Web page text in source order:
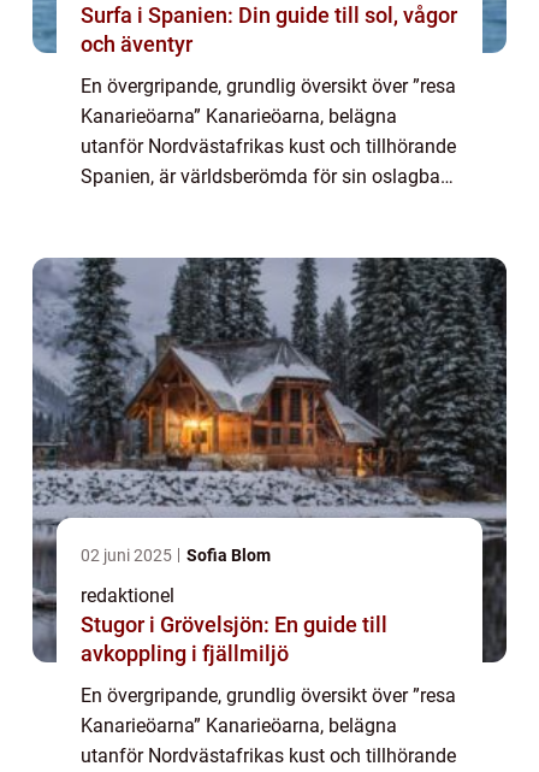
Surfa i Spanien: Din guide till sol, vågor
och äventyr
En övergripande, grundlig översikt över ”resa
Kanarieöarna” Kanarieöarna, belägna
utanför Nordvästafrikas kust och tillhörande
Spanien, är världsberömda för sin oslagbara
02 juni 2025 Sofia Blom
redaktionel
Stugor i Grövelsjön: En guide till
avkoppling i fjällmiljö
En övergripande, grundlig översikt över ”resa
Kanarieöarna” Kanarieöarna, belägna
utanför Nordvästafrikas kust och tillhörande